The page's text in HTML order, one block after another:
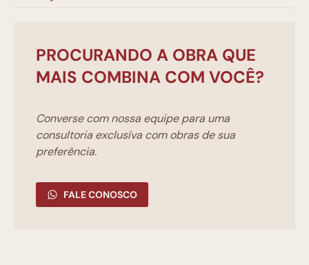
PROCURANDO A OBRA QUE
MAIS COMBINA COM VOCÊ?
Converse com nossa equipe para uma
consultoria exclusíva com obras de sua
preferência.
FALE CONOSCO